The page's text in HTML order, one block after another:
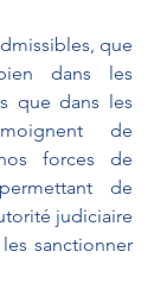
que
dans les
que dans les
de
forces de
de
judiciaire
sanctionner